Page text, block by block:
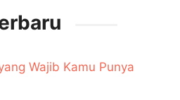
Wajib Kamu Punya